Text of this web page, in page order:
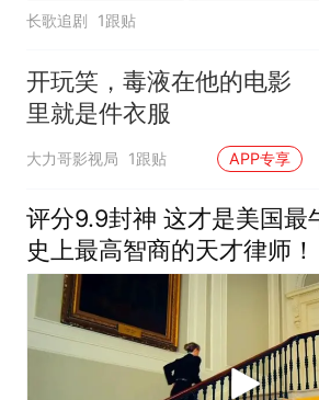
长歌追剧 1跟贴
开玩笑，毒液在他的电影
里就是件衣服
大力哥影视局 1跟贴 APP专享
评分9.9封神 这才是美国最
史上最高智商的天才律师！